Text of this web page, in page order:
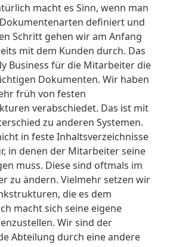
macht es Sinn, wenn man
definiert und
Schritt gehen wir am Anfang
mit dem Kunden durch. Das
Business für die Mitarbeiter die
Dokumenten. Wir haben
früh von festen
verabschiedet. Das ist mit
zu anderen Systemen.
in feste Inhaltsverzeichnisse
in denen der Mitarbeiter seine
muss. Diese sind oftmals im
zu ändern. Vielmehr setzen wir
die es dem
macht sich seine eigene
Wir sind der
Abteilung durch eine andere